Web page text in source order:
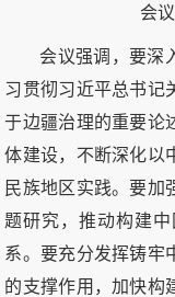
会
会议强调，要深
习贯彻习近平总书记
于边疆治理的重要论
体建设，不断深化以
民族地区实践。要加
题研究，推动构建
系。要充分发挥铸牢
的支撑作用，加快构